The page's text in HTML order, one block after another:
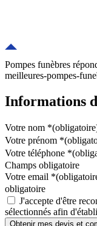
Pompes funèbres
meilleures-pompes-
Informations
Votre nom *
Votre prénom *
Votre téléphone *
Champs obligatoire
Votre email *
obligatoire
J'accepte d'être
sélectionnés afin